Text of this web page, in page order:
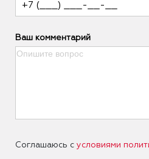
Ваш комментарий
Соглашаюсь с условиями